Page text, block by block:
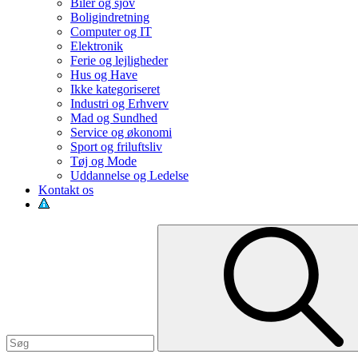
Biler og sjov
Boligindretning
Computer og IT
Elektronik
Ferie og lejligheder
Hus og Have
Ikke kategoriseret
Industri og Erhverv
Mad og Sundhed
Service og økonomi
Sport og friluftsliv
Tøj og Mode
Uddannelse og Ledelse
Kontakt os